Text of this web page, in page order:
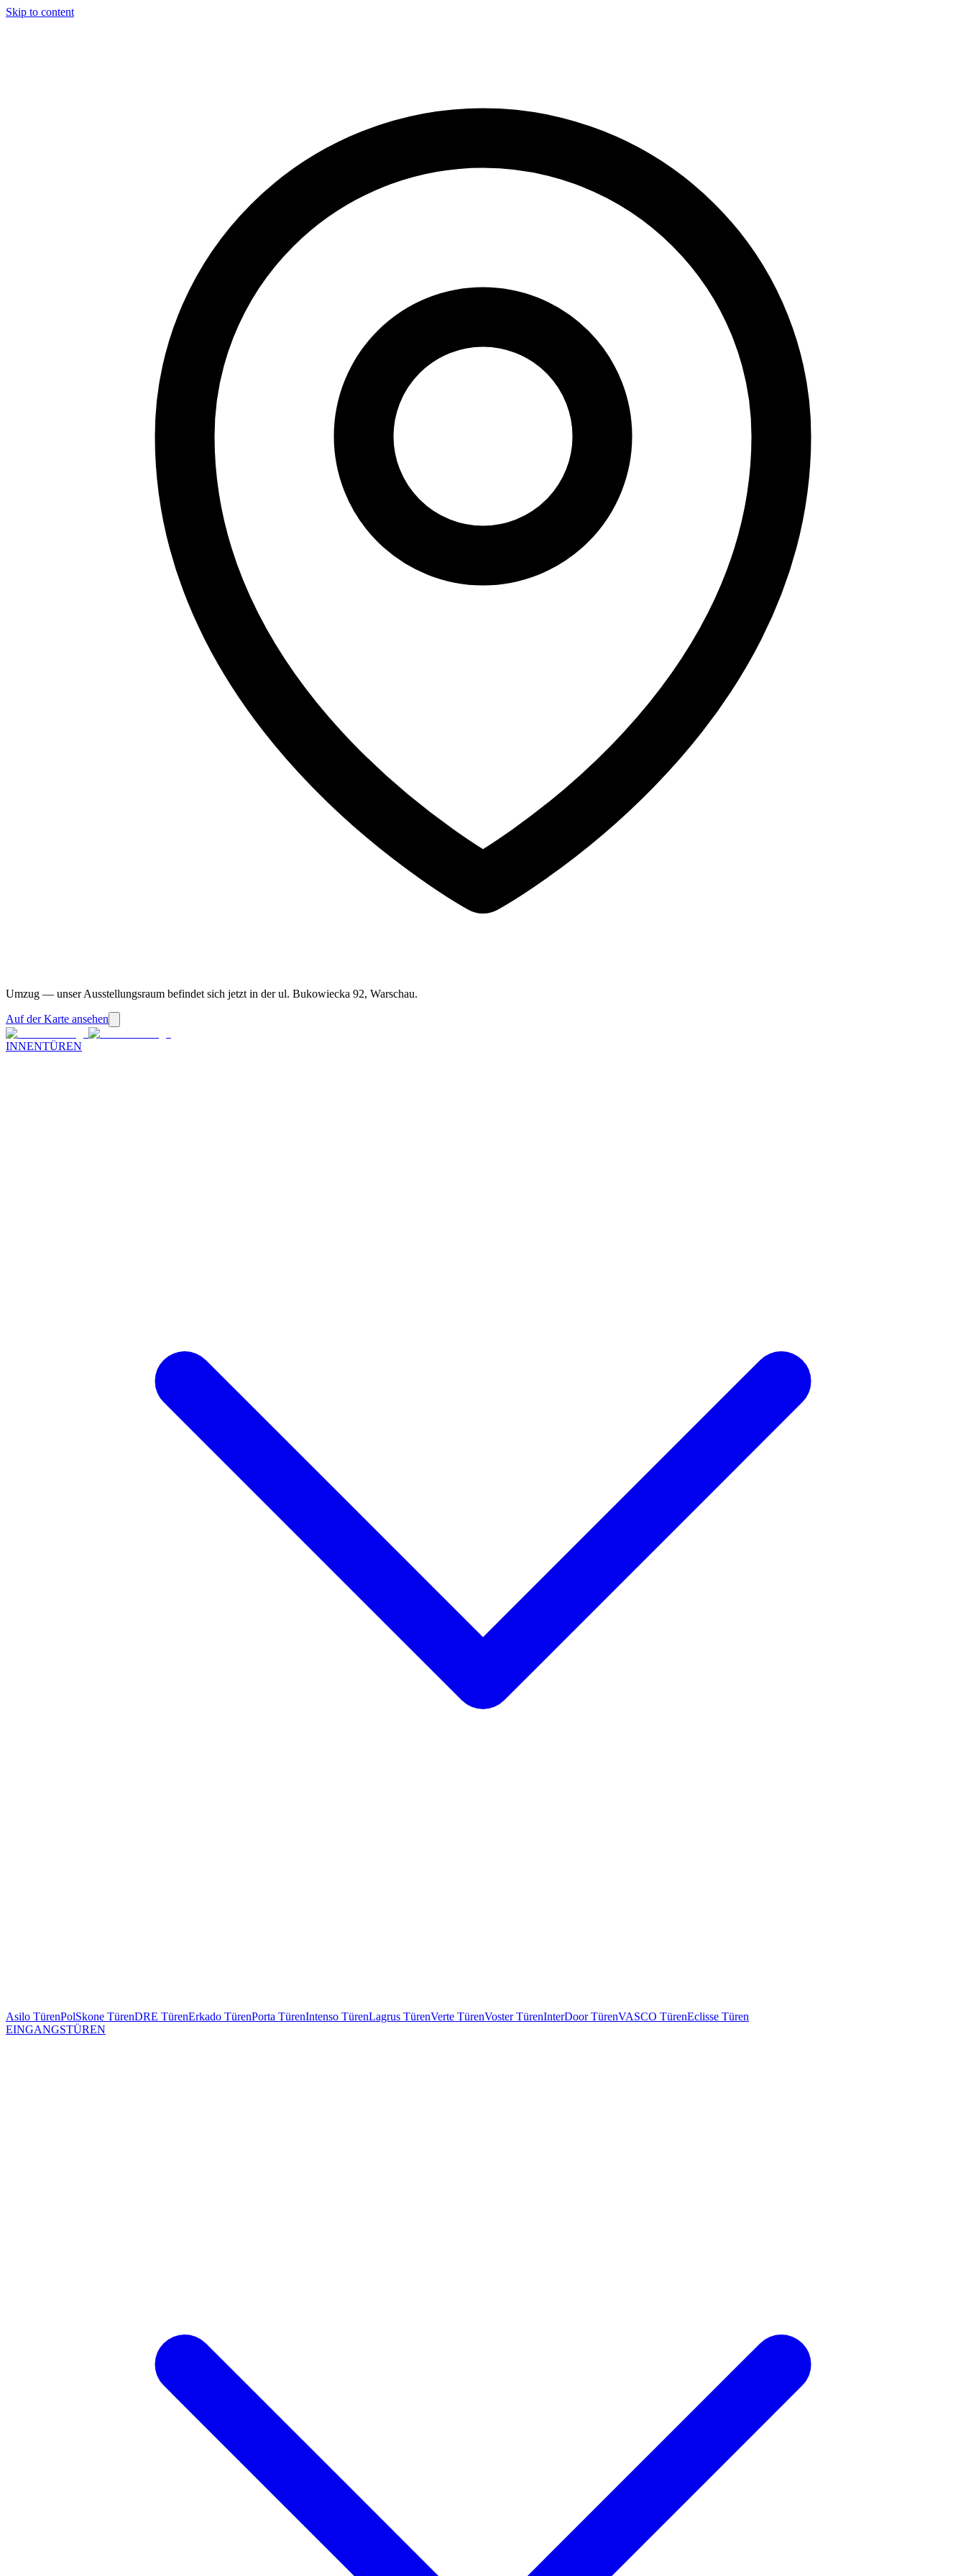
Skip to content
Umzug — unser Ausstellungsraum befindet sich jetzt in der ul. Bukowiecka 92, Warschau.
Auf der Karte ansehen
INNENTÜREN
Asilo TürenPolSkone TürenDRE TürenErkado TürenPorta TürenIntenso TürenLagrus TürenVerte TürenVoster TürenInterDoor TürenVASCO TürenEclisse Türen
EINGANGSTÜREN